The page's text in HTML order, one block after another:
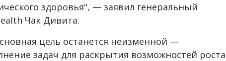
здоровья", — заявил генеральный
Чак Дивита.
цель останется неизменной —
задач для раскрытия возможностей роста